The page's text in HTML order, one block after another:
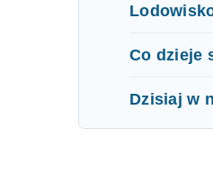
Co dzieje
Dzisiaj w